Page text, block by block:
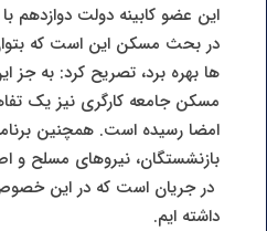
این عضو کابینه دولت دوازدهم
در بحث مسکن این است که
ها بهره برد، تصریح کرد: به جز
مسکن جامعه کارگری نیز یک
امضا رسیده است. همچنین
بازنشستگان، نیروهای مسلح و
در جریان است که در این خصوص
داشته ایم.